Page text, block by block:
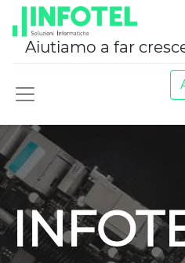
Aiutiamo a far